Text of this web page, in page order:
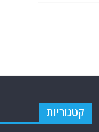
קטגוריות